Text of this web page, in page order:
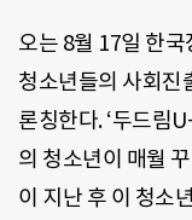
오는 8월 17일 한
청소년들의 사회진
론칭한다. ‘두드림
의 청소년이 매월
이 지난 후 이 청소